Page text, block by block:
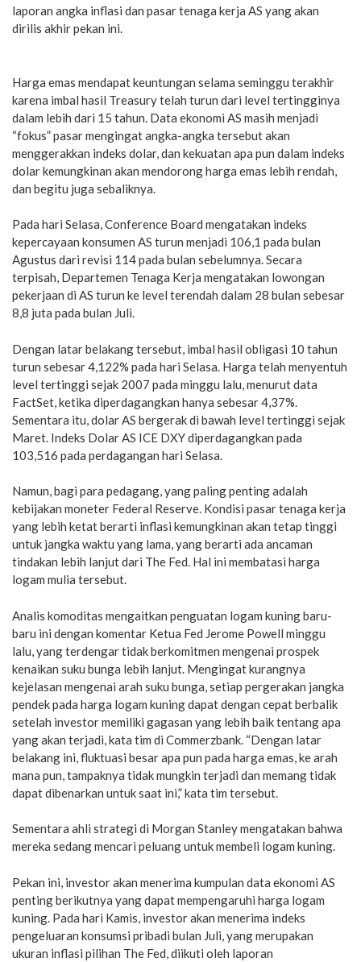
laporan angka inflasi dan pasar tenaga kerja AS yang akan
dirilis akhir pekan ini.
Harga emas mendapat keuntungan selama seminggu terakhir
karena imbal hasil Treasury telah turun dari level tertingginya
dalam lebih dari 15 tahun. Data ekonomi AS masih menjadi
“fokus” pasar mengingat angka-angka tersebut akan
menggerakkan indeks dolar, dan kekuatan apa pun dalam indeks
dolar kemungkinan akan mendorong harga emas lebih rendah,
dan begitu juga sebaliknya.
Pada hari Selasa, Conference Board mengatakan indeks
kepercayaan konsumen AS turun menjadi 106,1 pada bulan
Agustus dari revisi 114 pada bulan sebelumnya. Secara
terpisah, Departemen Tenaga Kerja mengatakan lowongan
pekerjaan di AS turun ke level terendah dalam 28 bulan sebesar
8,8 juta pada bulan Juli.
Dengan latar belakang tersebut, imbal hasil obligasi 10 tahun
turun sebesar 4,122% pada hari Selasa. Harga telah menyentuh
level tertinggi sejak 2007 pada minggu lalu, menurut data
FactSet, ketika diperdagangkan hanya sebesar 4,37%.
Sementara itu, dolar AS bergerak di bawah level tertinggi sejak
Maret. Indeks Dolar AS ICE DXY diperdagangkan pada
103,516 pada perdagangan hari Selasa.
Namun, bagi para pedagang, yang paling penting adalah
kebijakan moneter Federal Reserve. Kondisi pasar tenaga kerja
yang lebih ketat berarti inflasi kemungkinan akan tetap tinggi
untuk jangka waktu yang lama, yang berarti ada ancaman
tindakan lebih lanjut dari The Fed. Hal ini membatasi harga
logam mulia tersebut.
Analis komoditas mengaitkan penguatan logam kuning baru-
baru ini dengan komentar Ketua Fed Jerome Powell minggu
lalu, yang terdengar tidak berkomitmen mengenai prospek
kenaikan suku bunga lebih lanjut. Mengingat kurangnya
kejelasan mengenai arah suku bunga, setiap pergerakan jangka
pendek pada harga logam kuning dapat dengan cepat berbalik
setelah investor memiliki gagasan yang lebih baik tentang apa
yang akan terjadi, kata tim di Commerzbank. “Dengan latar
belakang ini, fluktuasi besar apa pun pada harga emas, ke arah
mana pun, tampaknya tidak mungkin terjadi dan memang tidak
dapat dibenarkan untuk saat ini,” kata tim tersebut.
Sementara ahli strategi di Morgan Stanley mengatakan bahwa
mereka sedang mencari peluang untuk membeli logam kuning.
Pekan ini, investor akan menerima kumpulan data ekonomi AS
penting berikutnya yang dapat mempengaruhi harga logam
kuning. Pada hari Kamis, investor akan menerima indeks
pengeluaran konsumsi pribadi bulan Juli, yang merupakan
ukuran inflasi pilihan The Fed, diikuti oleh laporan